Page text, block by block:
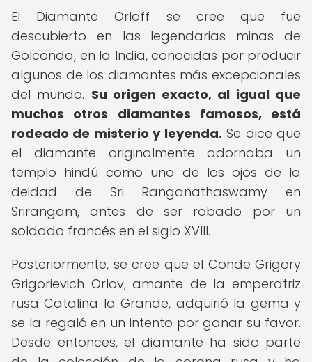
El Diamante Orloff se cree que fue
descubierto en las legendarias minas de
Golconda, en la India, conocidas por producir
algunos de los diamantes más excepcionales
del mundo. Su origen exacto, al igual que
muchos otros diamantes famosos, está
rodeado de misterio y leyenda. Se dice que
el diamante originalmente adornaba un
templo hindú como uno de los ojos de la
deidad de Sri Ranganathaswamy en
Srirangam, antes de ser robado por un
soldado francés en el siglo XVIII.
Posteriormente, se cree que el Conde Grigory
Grigorievich Orlov, amante de la emperatriz
rusa Catalina la Grande, adquirió la gema y
se la regaló en un intento por ganar su favor.
Desde entonces, el diamante ha sido parte